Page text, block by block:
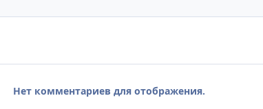
Нет комментариев для отображения.